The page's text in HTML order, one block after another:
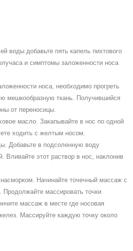
воды добавьте пять капель пихтового
и симптомы заложенности носа
носа, необходимо прогреть
мешкообразную ткань. Получившийся
от переносицы.
масло. Закапывайте в нос по одной
ходить с желтым носом.
Добавьте в подсоленную воду
Вливайте этот раствор в нос, наклонив
Начинайте точечный массаж с
массировать точки
массаж в месте где носовая
Массируйте каждую точку около